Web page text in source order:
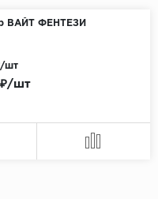
ВАЙТ ФЕНТЕЗИ
₽/шт
шт